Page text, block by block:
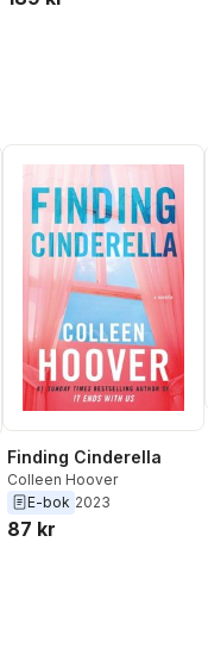
röster:
Finding Cinderella
Colleen Hoover
E-bok 2023
87 kr